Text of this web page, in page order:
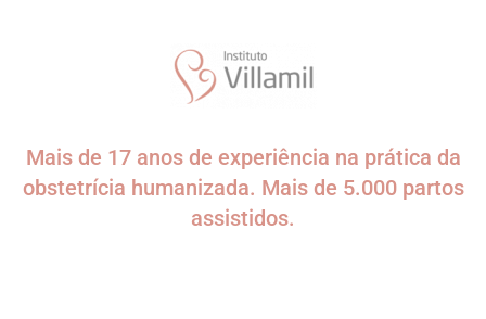
Mais de 17 anos de experiência na prática da
obstetrícia humanizada. Mais de 5.000 partos
assistidos.